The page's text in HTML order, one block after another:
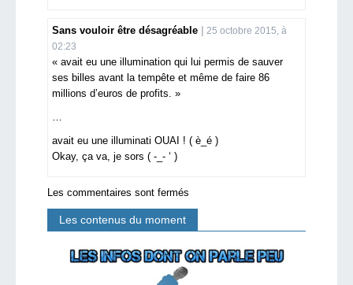
Sans vouloir être désagréable
25 octobre 2015, à
02:23
« avait eu une illumination qui lui permis de sauver
ses billes avant la tempête et même de faire 86
millions d’euros de profits. »
…
avait eu une illuminati OUAI ! ( è_é )
Okay, ça va, je sors ( -_- ‘ )
Les commentaires sont fermés
Les contenus du moment